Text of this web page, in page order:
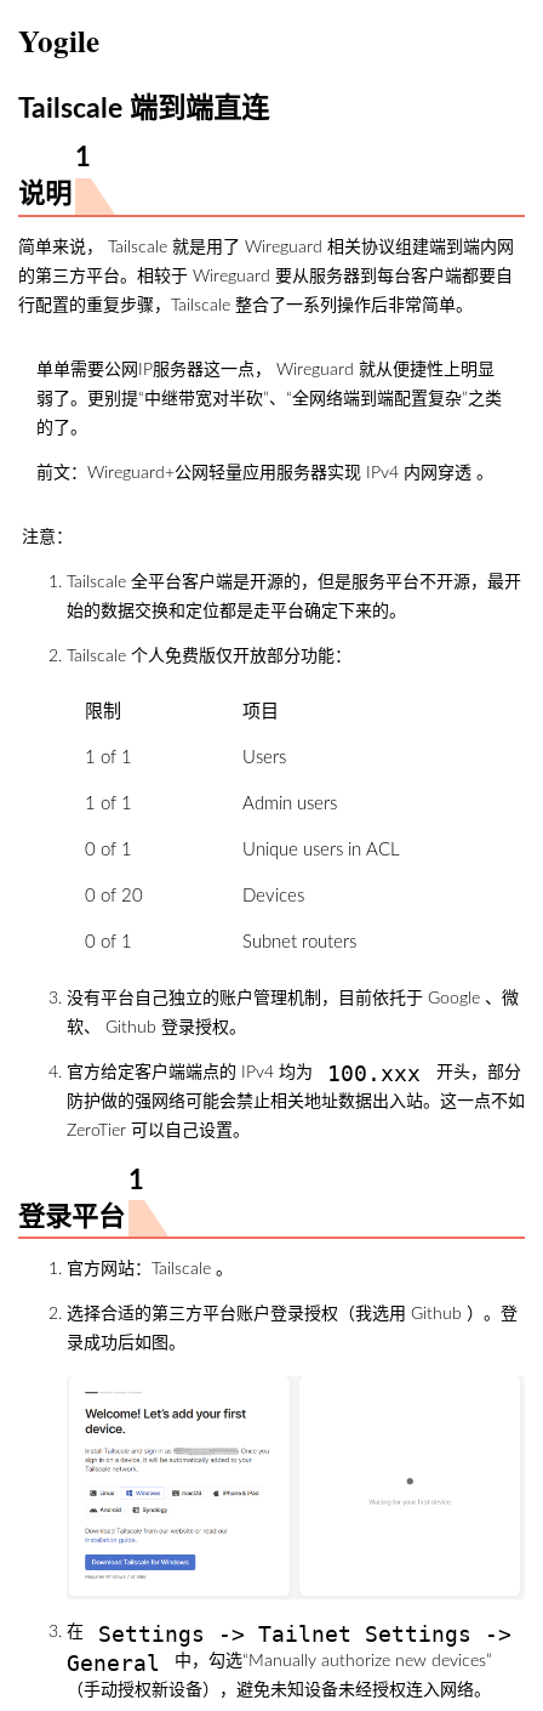
Yogile
Tailscale 端到端直连
说明
简单来说， Tailscale 就是用了 Wireguard 相关协议组建端到端内网
的第三方平台。相较于 Wireguard 要从服务器到每台客户端都要自
行配置的重复步骤，Tailscale 整合了一系列操作后非常简单。
单单需要公网IP服务器这一点， Wireguard 就从便捷性上明显
弱了。更别提“中继带宽对半砍”、“全网络端到端配置复杂”之类
的了。
前文： Wireguard+公网轻量应用服务器实现 IPv4 内网穿透 。
注意：
Tailscale 全平台客户端是开源的，但是服务平台不开源，最开
始的数据交换和定位都是走平台确定下来的。
Tailscale 个人免费版仅开放部分功能：
限制 项目
1 of 1 Users
1 of 1 Admin users
0 of 1 Unique users in ACL
0 of 20 Devices
0 of 1 Subnet routers
没有平台自己独立的账户管理机制，目前依托于 Google 、微
软、 Github 登录授权。
官方给定客户端端点的 IPv4 均为 100.xxx
开头，部分
防护做的强网络可能会禁止相关地址数据出入站。这一点不如
ZeroTier 可以自己设置。
登录平台
官方网站： Tailscale 。
选择合适的第三方平台账户登录授权（我选用 Github ）。登
录成功后如图。
在
Settings -> Tailnet Settings ->
General
中，勾选“Manually authorize new devices”
（手动授权新设备），避免未知设备未经授权连入网络。